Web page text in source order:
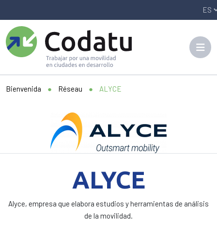
Bienvenida ● Réseau ● ALYCE
ALYCE
Alyce, empresa que elabora estudios y herramientas de análisis
de la movilidad.